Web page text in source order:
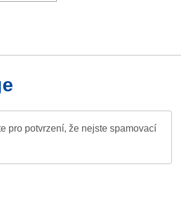
KontaktDigitalia
pro potvrzení, že nejste spamovací